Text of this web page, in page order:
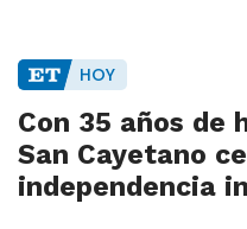
HOY
Con 35 años de
San Cayetano
independencia